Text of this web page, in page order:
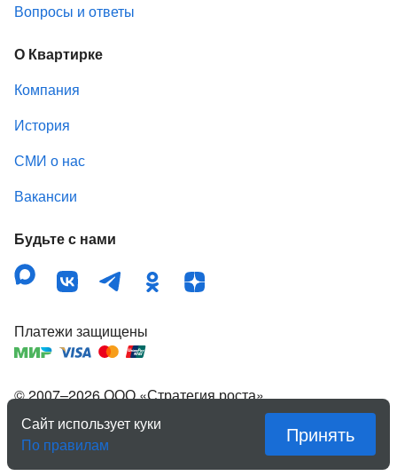
Вопросы и ответы
О Квартирке
Компания
История
СМИ о нас
Вакансии
Будьте с нами
© 2007–2026ООО «Стратегия роста»,
зарегистрированный товарный знак «Квартирка».
Правовая информация
Платежи защищены
Сайт использует куки
По правилам
Принять